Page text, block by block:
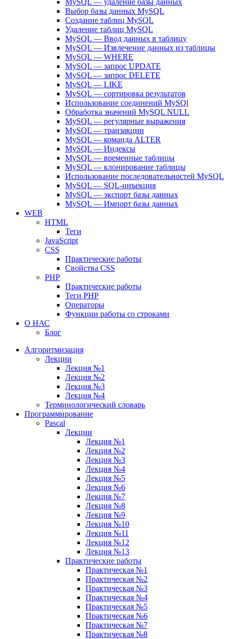
MySQL — удаление базы данных
Выбор базы данных MySQL
Создание таблиц MySQL
Удаление таблиц MySQL
MySQL — Ввод данных в таблицу
MySQL — Извлечение данных из таблицы
MySQL — WHERE
MySQL — запрос UPDATE
MySQL — запрос DELETE
MySQL — LIKE
MySQL — сортировка результатов
Использование соединений MySQl
Обработка значений MySQL NULL
MySQL — регулярные выражения
MySQL — транзакции
MySQL — команда ALTER
MySQL — Индексы
MySQL — временные таблицы
MySQL — клонирование таблицы
Использование последовательностей MySQL
MySQL — SQL-инъекция
MySQL — экспорт базы данных
MySQL — Импорт базы данных
WEB
HTML
Теги
JavaScript
CSS
Практические работы
Свойства CSS
PHP
Практические работы
Теги PHP
Операторы
Функции работы со строками
О НАС
Блог
Алгоритмизация
Лекции
Лекция №1
Лекция №2
Лекция №3
Лекция №4
Терминологический словарь
Программирование
Pascal
Лекции
Лекция №1
Лекция №2
Лекция №3
Лекция №4
Лекция №5
Лекция №6
Лекция №7
Лекция №8
Лекция №9
Лекция №10
Лекция №11
Лекция №12
Лекция №13
Практические работы
Практическая №1
Практическая №2
Практическая №3
Практическая №4
Практическая №5
Практическая №6
Практическая №7
Практическая №8